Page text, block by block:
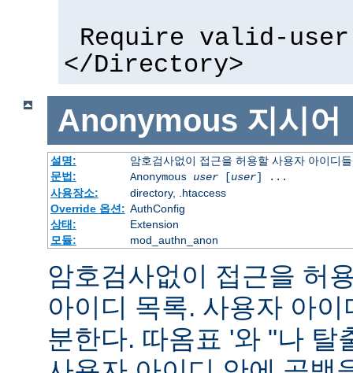
Require valid-user
</Directory>
Anonymous 지시어
설명:
암호검사없이 접근을 허용할 사용자 아이디
문법:
Anonymous user[user] ...
사용장소:
directory, .htaccess
Override 옵션: AuthConfig
상태:
Extension
모듈:
mod_authn_anon
암호검사없이 접근을 허
아이디 목록. 사용자 아
분한다. 따옴표 '와 "나 탈